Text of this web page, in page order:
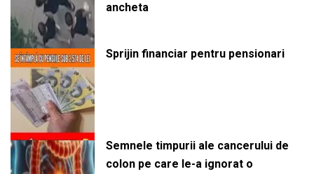
ancheta
Sprijin financiar pentru pensionari
Semnele timpurii ale cancerului de
colon pe care le-a ignorat o